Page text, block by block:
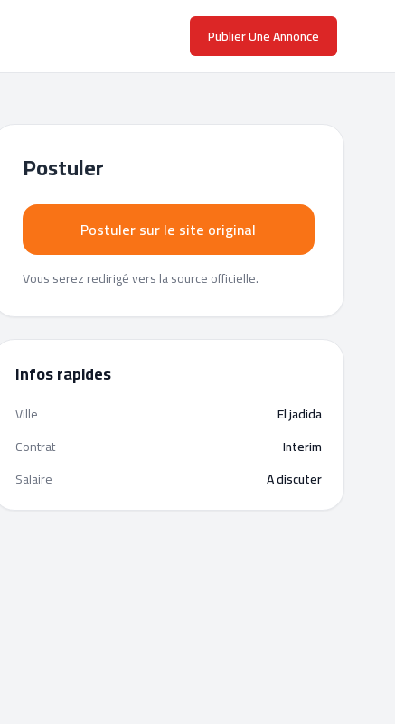
Publier Une Annonce
Postuler
Postuler sur le site original
Vous serez redirigé vers la source officielle.
Infos rapides
Ville
El jadida
Contrat
Interim
Salaire
A discuter